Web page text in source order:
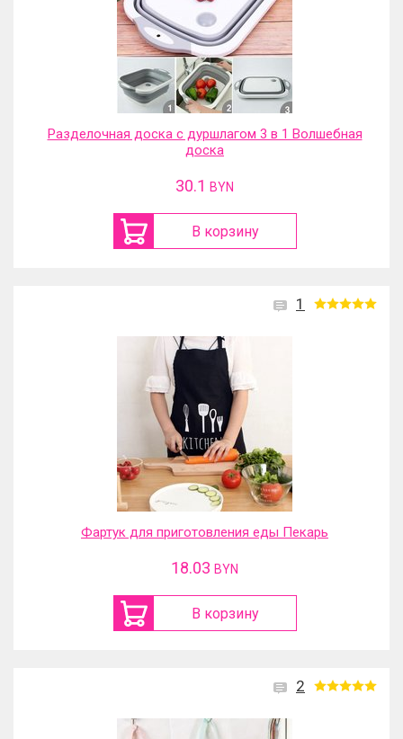
Разделочная доска с дуршлагом 3 в 1 Волшебная
доска
30.1 BYN
В корзину
1
Фартук для приготовления еды Пекарь
18.03 BYN
В корзину
2